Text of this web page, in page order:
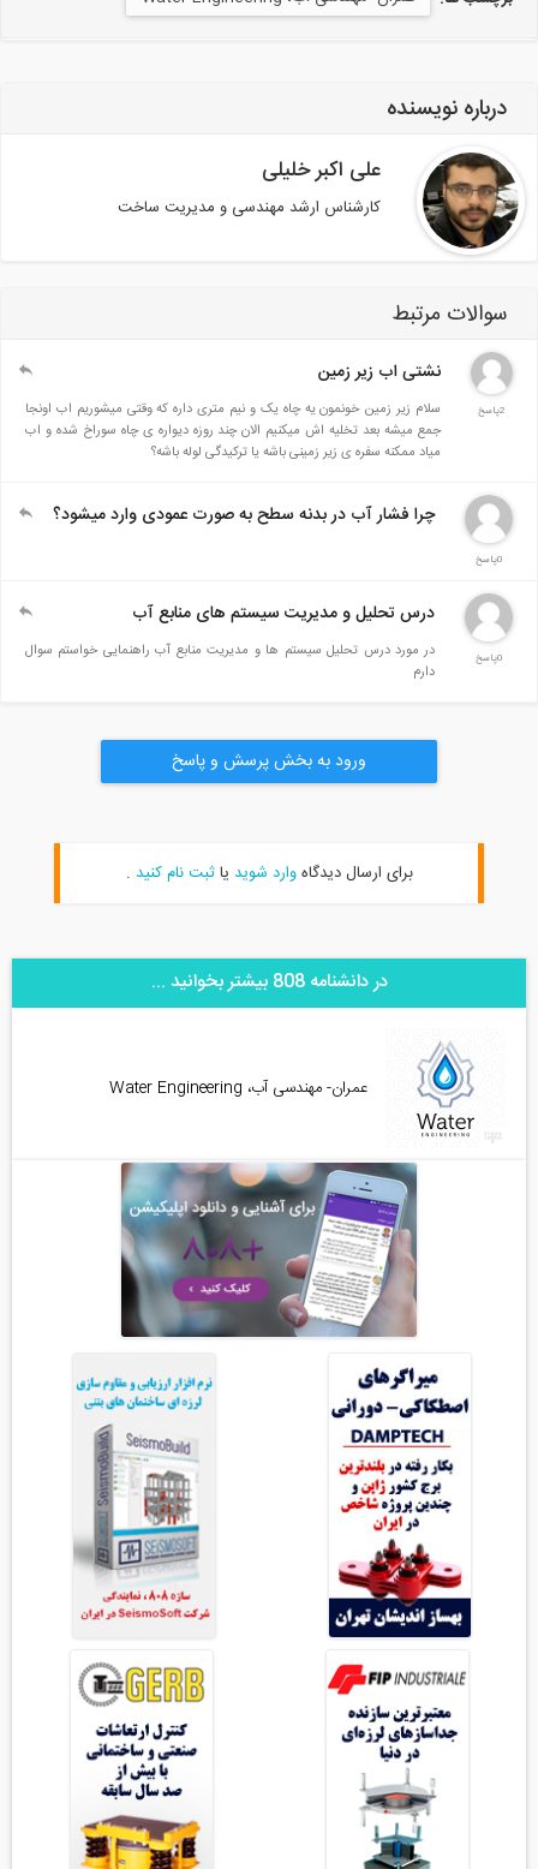
درباره نویسنده
علی اکبر خلیلی
كارشناس ارشد مهندسی و مدیریت ساخت
سوالات مرتبط
نشتی اب زیر زمین
سلام زیر زمین خونمون یه چاه یک و نیم متری داره که وقتی میشوریم اب اونجا
جمع میشه بعد تخلیه اش میکنیم الان چند روزه دیواره ی چاه سوراخ شده و اب
میاد ممکنه سفره ی زیر زمینی باشه یا ترکیدگی لوله باشه؟
چرا فشار آب در بدنه سطح به صورت عمودی وارد میشود؟
درس تحلیل و مدیریت سیستم های منابع آب
در مورد درس تحلیل سیستم ها و مدیریت منابع آب راهنمایی خواستم سوال
دارم
ورود به بخش پرسش و پاسخ
برای ارسال دیدگاهوارد شویدیا ثبت نام کنید.
در دانشنامه 808 بیشتر بخوانید ...
عمران- مهندسی آب، Water Engineering